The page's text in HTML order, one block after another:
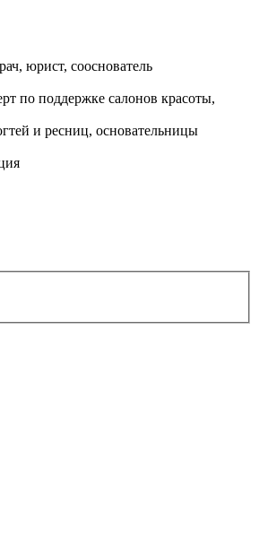
юрист, сооснователь
по поддержке салонов красоты,
и ресниц, основательницы